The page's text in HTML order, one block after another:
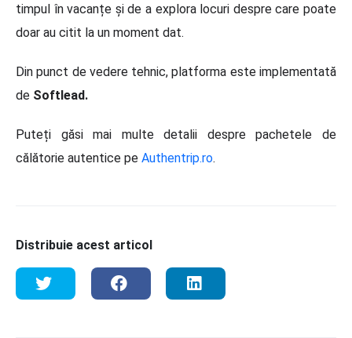
timpul în vacanțe și de a explora locuri despre care poate
doar au citit la un moment dat.
Din punct de vedere tehnic, platforma este implementată
de Softlead.
Puteți găsi mai multe detalii despre pachetele de
călătorie autentice pe Authentrip.ro.
Distribuie acest articol